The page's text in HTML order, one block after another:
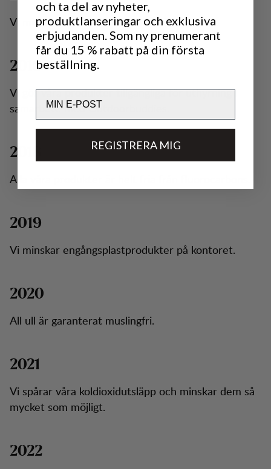
Vi minskar antalet kollektioner till en per år.
2018
Vi gör våra produkter tillgängliga för uthyrning i
samarbete med Outdoorbuddies.
2018
Alla våra produkter är helt fria från fluorocarbons.
2019
Vi minskar engångsplastprodukter på kontoret.
2020
All ull är garanterat muslingfri.
2021
Vi spårar våra koldioxidutsläpp och minskar dem så
mycket som möjligt.
2022
och ta del av nyheter,
produktlanseringar och exklusiva
erbjudanden. Som ny prenumerant
får du 15 % rabatt på din första
beställning.
REGISTRERA MIG